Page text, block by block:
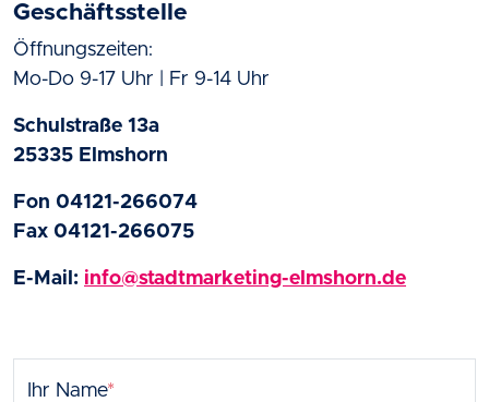
Geschäftsstelle
Öffnungszeiten:
Mo-Do 9-17 Uhr | Fr 9-14 Uhr
Schulstraße 13a
25335 Elmshorn
Fon 04121-266074
Fax 04121-266075
E-Mail: info@stadtmarketing-elmshorn.de
Ihr Name*